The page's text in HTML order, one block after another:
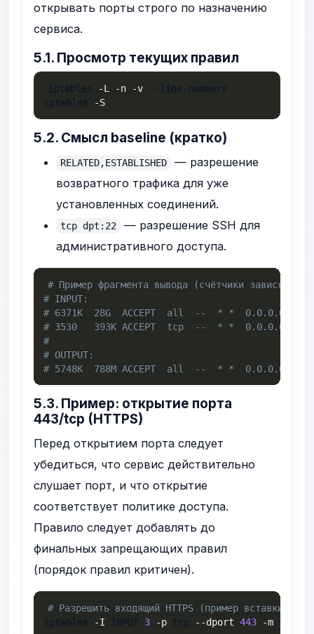
открывать порты строго по назначению
сервиса.
5.1. Просмотр текущих правил
-L -n -v --line-numbers
-S
5.2. Смысл baseline (кратко)
RELATED,ESTABLISHED
— разрешение
возвратного трафика для уже
установленных соединений.
tcp dpt:22
— разрешение SSH для
административного доступа.
# Пример фрагмента вывода (счётчики зависят от
# INPUT:
# 6371K  28G  ACCEPT  all  --  * *  0.0.0.0/0
# 3530   393K ACCEPT  tcp  --  * *  0.0.0.0/0
#
# OUTPUT:
# 5748K  788M ACCEPT  all  --  * *  0.0.0.0/0
5.3. Пример: открытие порта
443/tcp (HTTPS)
Перед открытием порта следует
убедиться, что сервис действительно
слушает порт, и что открытие
соответствует политике доступа.
Правило следует добавлять до
финальных запрещающих правил
(порядок правил критичен).
# Разрешить входящий HTTPS (пример вставки на
-I 3 -p --dport 443 -m